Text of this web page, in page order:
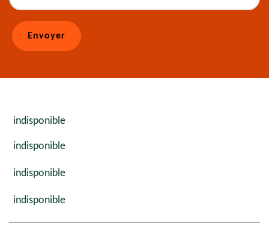
indisponible
indisponible
indisponible
indisponible